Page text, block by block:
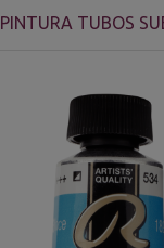
PINTURA TUBOS